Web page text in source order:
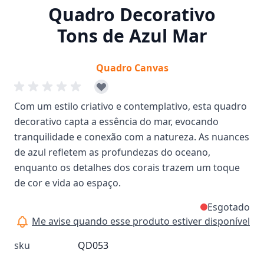
Quadro Decorativo
Tons de Azul Mar
Quadro Canvas
Com um estilo criativo e contemplativo, esta quadro
decorativo capta a essência do mar, evocando
tranquilidade e conexão com a natureza. As nuances
de azul refletem as profundezas do oceano,
enquanto os detalhes dos corais trazem um toque
de cor e vida ao espaço.
Esgotado
Me avise quando esse produto estiver disponível
sku
QD053